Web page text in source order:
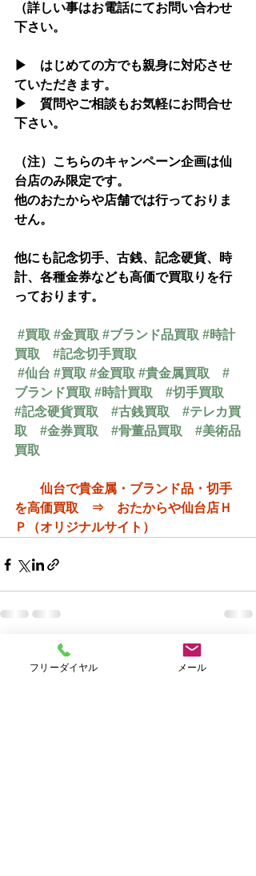
（詳しい事はお電話にてお問い合わせ
下さい。
▶　はじめての方でも親身に対応させ
ていただきます。
▶　質問やご相談もお気軽にお問合せ
下さい。
（注）こちらのキャンペーン企画は仙
台店のみ限定です。
他のおたからや店舗では行っておりま
せん。
他にも記念切手、古銭、記念硬貨、時
計、各種金券なども高価で買取りを行
っております。
#買取 #金買取 #ブランド品買取 #時計
買取
#記念切手買取
#仙台 #買取 #金買取 #貴金属買取
#
ブランド買取 #時計買取
#切手買取
#記念硬貨買取
#古銭買取
#テレカ買
取
#金券買取 #骨董品買取
#美術品
買取
仙台で貴金属・ブランド品・切手
を高価買取　⇒　おたからや仙台店Ｈ
Ｐ（オリジナルサイト）
すべて表示
フリーダイヤル メール